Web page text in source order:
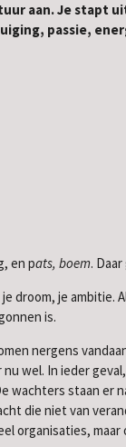
aan. Je stapt
passie,
en pats, boem.
je ambitie.
is.
nergens
wel. In ieder
staan
die niet van
organisaties,